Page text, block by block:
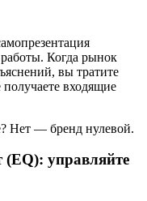
Когда рынок
вы тратите
входящие
Нет — бренд нулевой.
управляйте